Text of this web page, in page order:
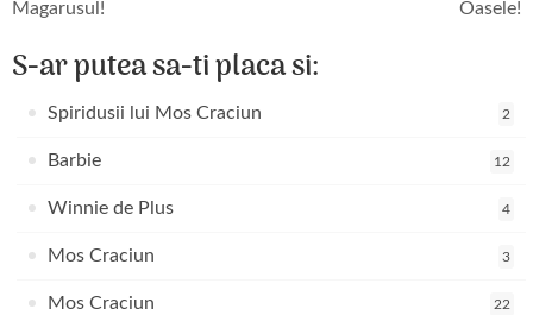
Magarusul! Oasele!
S-ar putea sa-ti placa si:
Spiridusii lui Mos Craciun 2
Barbie 12
Winnie de Plus 4
Mos Craciun 3
Mos Craciun 22